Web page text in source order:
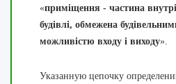
«приміщення - частина
будівлі, обмежена
можливістю входу і виходу».
Указанную цепочку